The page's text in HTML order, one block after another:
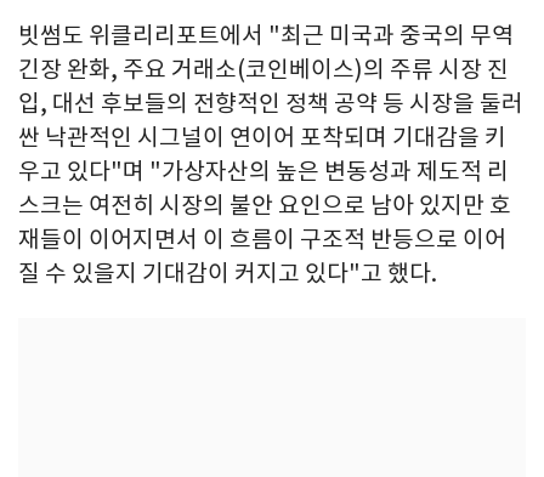
빗썸도 위클리리포트에서 "최근 미국과 중국의 무역
긴장 완화, 주요 거래소(코인베이스)의 주류 시장 진
입, 대선 후보들의 전향적인 정책 공약 등 시장을 둘러
싼 낙관적인 시그널이 연이어 포착되며 기대감을 키
우고 있다"며 "가상자산의 높은 변동성과 제도적 리
스크는 여전히 시장의 불안 요인으로 남아 있지만 호
재들이 이어지면서 이 흐름이 구조적 반등으로 이어
질 수 있을지 기대감이 커지고 있다"고 했다.